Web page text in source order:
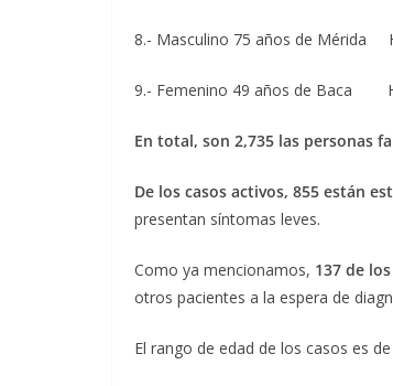
8.- Masculino 75 años de Mérida
9.- Femenino 49 años de Baca
En total, son 2,735 las personas
De los casos activos, 855 están
presentan síntomas leves.
Como ya mencionamos, 137 de
otros pacientes a la espera de
El rango de edad de los casos es